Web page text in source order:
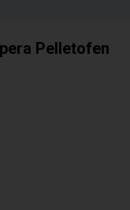
Pelletofen